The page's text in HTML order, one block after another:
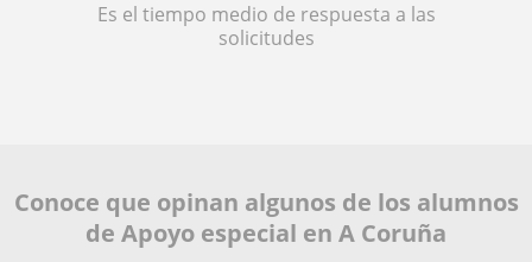
Es el tiempo medio de respuesta a las
solicitudes
Conoce que opinan algunos de los alumnos
de Apoyo especial en A Coruña